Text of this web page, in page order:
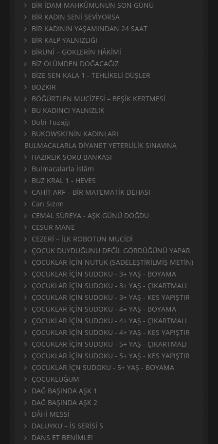
BİR İDAM MAHKÛMUNUN SON GÜNÜ
BİR KADIN SENİ SEVİYORSA
BİR KADININ YAŞAMINDAN 24 SAAT
BİR KALP YALNIZLIĞI
BİRUNİ – GÖKLERİN HÂKİMİ
BİZ ÖLÜMDEN DOĞACAĞIZ
BİZE SEN KALA 1 - TEHLİKELİ DÜŞLER
BOZKIR
BÖĞÜRTLEN MUCİZESİ – BEŞİK KERTMESİ
BU KADINCI YALNIZLIK
Bubi Tuzağı
BUKOWSKI'NİN KADINLARI
BULMACALARLA DİYANET YETERLİLİK SINAVINA
HAZIRLIK SORU BANKASI
Bulmacalarla İslâm
BUZ KRAL 1 - HEVES
CAHİT ARF – BİR MATEMATİK DEHASI
Can Sızım
CEMAL SÜREYA - AŞK GÜNÜ DOĞDU
CESUR MANE
CEZERİ – İLK ROBOTUN MUCİDİ
ÇOCUK DUYDUĞUNU DEĞİL GÖRDÜĞÜNÜ YAPAR
ÇOCUKLAR İÇİN NUTUK (SADELEŞTİRİLMİŞ METİN)
ÇOCUKLAR İÇİN SUDOKU - 3+ YAŞ - BOYAMA
ÇOCUKLAR İÇİN SUDOKU - 3+ YAŞ - ÇIKARTMALI
ÇOCUKLAR İÇİN SUDOKU - 3+ YAŞ - KES YAPIŞTIR
ÇOCUKLAR İÇİN SUDOKU - 4+ YAŞ - BOYAMA
ÇOCUKLAR İÇİN SUDOKU - 4+ YAŞ - ÇIKARTMALI
ÇOCUKLAR İÇİN SUDOKU - 4+ YAŞ - KES YAPIŞTIR
ÇOCUKLAR İÇİN SUDOKU - 5+ YAŞ - ÇIKARTMALI
ÇOCUKLAR İÇİN SUDOKU - 5+ YAŞ - KES YAPIŞTIR
ÇOCUKLAR İÇN SUDOKU - 5+ YAŞ - BOYAMA
ÇOCUKLUĞUM
DAĞ BAŞINDA AŞK 1
DAĞ BAŞINDA AŞK 2
DÂHİ MESSİ
DALUYKU – İS SERİSİ 5
DANS ET BENİMLE!